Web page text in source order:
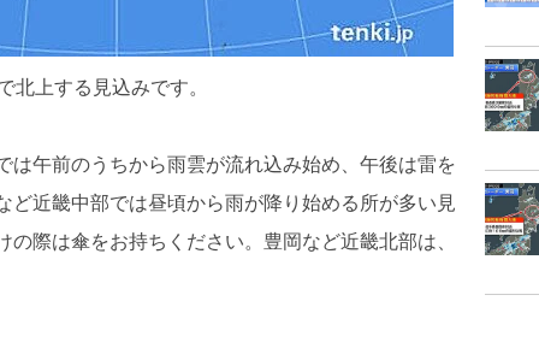
北上する見込みです。
は午前のうちから雨雲が流れ込み始め、午後は雷を
ど近畿中部では昼頃から雨が降り始める所が多い見
際は傘をお持ちください。豊岡など近畿北部は、